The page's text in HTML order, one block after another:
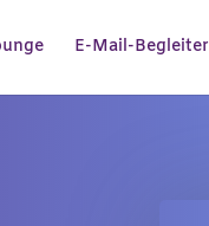
E-Mail-Begleiter